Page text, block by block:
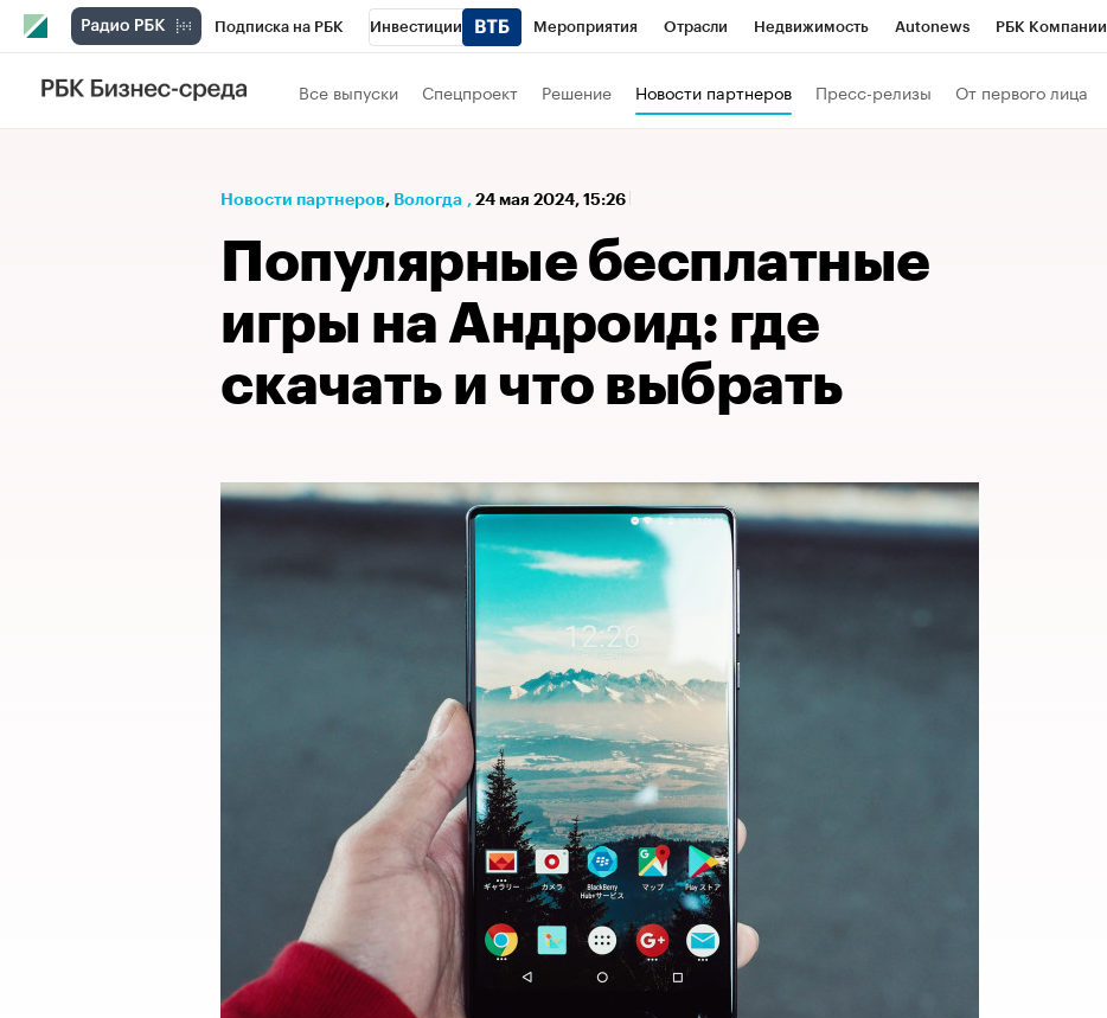
Подписка на РБК Инвестиции Мероприятия Отрасли Недвижимость Autonews РБК Компании
РБК Вино
Проверка контрагентов Экономика
Все выпуски Спецпроект Решение Новости партнеров Пресс-релизы От первого лица
Новости партнеров⁠, Вологда , 24 мая 2024, 15:26
Популярные бесплатные
игры на Андроид: где
скачать и что выбрать